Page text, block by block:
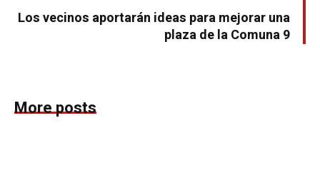
Los vecinos aportarán ideas para mejorar una
plaza de la Comuna 9
More posts